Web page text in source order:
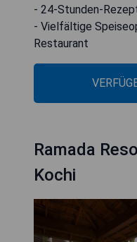
- 24-Stunden-
- Vielfältige
Restaurant
Ramada
Kochi